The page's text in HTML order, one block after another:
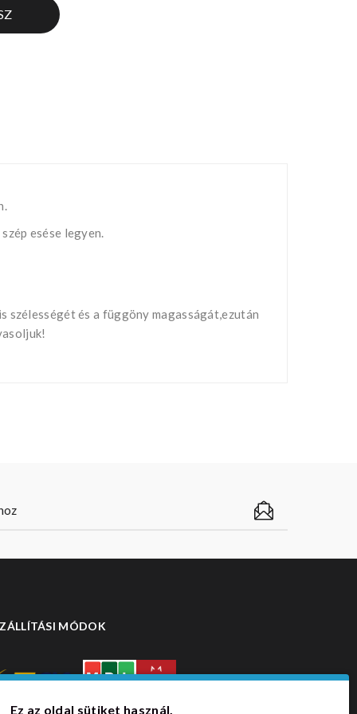
esése legyen.
szélességét és a függöny magasságát,ezután
MÓDOK
Ez az oldal sütiket használ.